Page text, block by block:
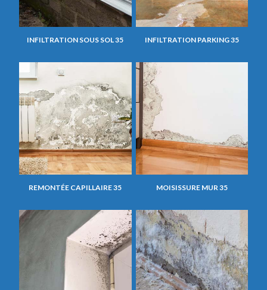
INFILTRATION SOUS SOL 35 INFILTRATION PARKING 35
REMONTÉE CAPILLAIRE 35 MOISISSURE MUR 35